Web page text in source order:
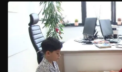
A
p
p
b
o
o
k